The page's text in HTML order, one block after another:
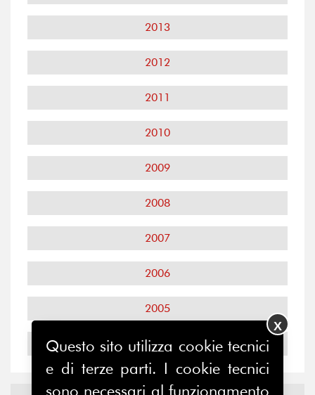
2013
2012
2011
2010
2009
2008
2007
2006
2005
2004
Questo sito utilizza cookie tecnici
e di terze parti. I cookie tecnici
sono necessari al funzionamento
X